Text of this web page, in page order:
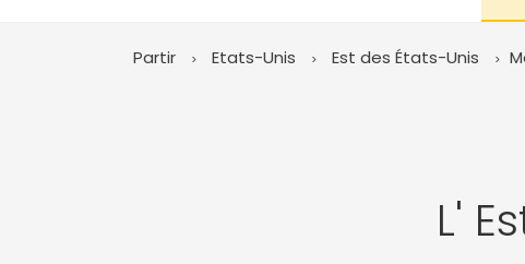
Partir Etats-Unis Est des États-Unis
L'